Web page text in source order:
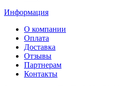
Информация
О компании
Оплата
Доставка
Отзывы
Партнерам
Контакты